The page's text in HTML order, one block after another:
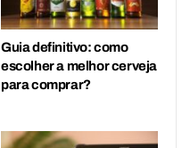
Guia definitivo: como
escolher a melhor cerveja
para comprar?